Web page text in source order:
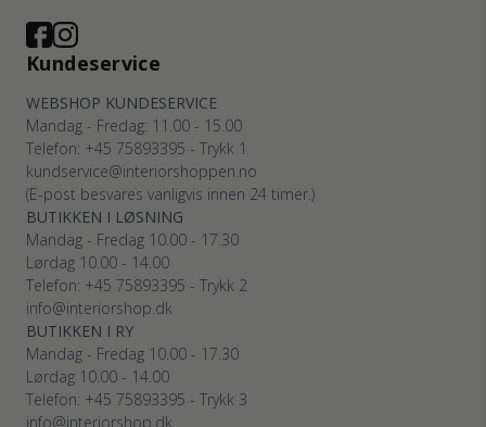
Kundeservice
WEBSHOP KUNDESERVICE
Mandag - Fredag: 11.00 - 15.00
Telefon: +45 75893395 - Trykk 1
kundservice@interiorshoppen.no
(E-post besvares vanligvis innen 24 timer.)
BUTIKKEN I LØSNING
Mandag - Fredag 10.00 - 17.30
Lørdag 10.00 - 14.00
Telefon: +45 75893395 - Trykk 2
info@interiorshop.dk
BUTIKKEN I RY
Mandag - Fredag 10.00 - 17.30
Lørdag 10.00 - 14.00
Telefon: +45 75893395 - Trykk 3
info@interiorshop.dk